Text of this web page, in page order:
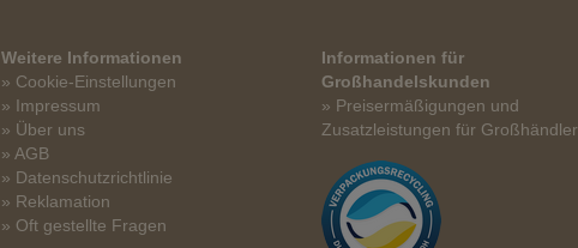
Weitere Informationen
» Cookie-Einstellungen
» Impressum
» Über uns
» AGB
» Datenschutzrichtlinie
» Reklamation
» Oft gestellte Fragen
Informationen für
Großhandelskunden
» Preisermäßigungen und
Zusatzleistungen für Großhändler